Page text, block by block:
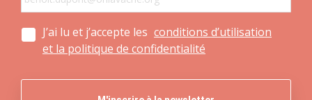
J’ai lu et j’accepte les conditions d’utilisation
et la politique de confidentialité